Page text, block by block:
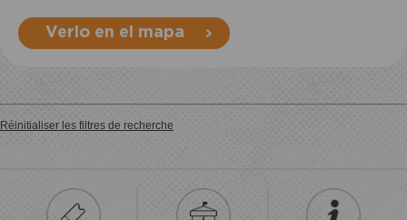
Verlo en el mapa
Réinitialiser les filtres de recherche